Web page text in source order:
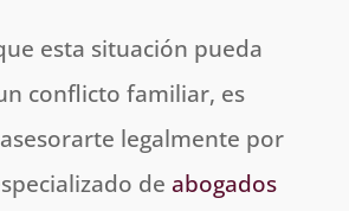
esta situación pueda
conflicto familiar, es
legalmente por
de abogados